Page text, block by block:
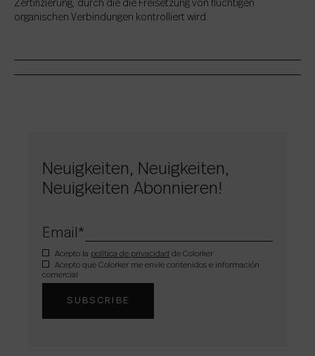
Zertifizierung, durch die die Freisetzung von flüchtigen
organischen Verbindungen kontrolliert wird.
Neuigkeiten, Neuigkeiten,
Neuigkeiten Abonnieren!
Email *
Acepto la política de privacidad de Colorker
Acepto que Colorker me envíe contenidos e información
comercial